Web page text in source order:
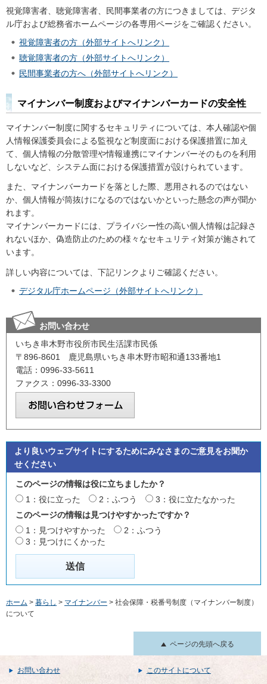
視覚障害者、聴覚障害者、民間事業者の方につきましては、デジタ
ル庁および総務省ホームページの各専用ページをご確認ください。
視覚障害者の方（外部サイトへリンク）
聴覚障害者の方（外部サイトへリンク）
民間事業者の方へ（外部サイトへリンク）
マイナンバー制度およびマイナンバーカードの安全性
マイナンバー制度に関するセキュリティについては、本人確認や個
人情報保護委員会による監視など制度面における保護措置に加え
て、個人情報の分散管理や情報連携にマイナンバーそのものを利用
しないなど、システム面における保護措置が設けられています。
また、マイナンバーカードを落とした際、悪用されるのではない
か、個人情報が筒抜けになるのではないかといった懸念の声が聞か
れます。
マイナンバーカードには、プライバシー性の高い個人情報は記録さ
れないほか、偽造防止のための様々なセキュリティ対策が施されて
います。
詳しい内容については、下記リンクよりご確認ください。
デジタル庁ホームページ（外部サイトへリンク）
お問い合わせ
いちき串木野市役所市民生活課市民係
〒896-8601 鹿児島県いちき串木野市昭和通133番地1
電話：0996-33-5611
ファクス：0996-33-3300
より良いウェブサイトにするためにみなさまのご意見をお聞か
せください
このページの情報は役に立ちましたか？
1：役に立った
2：ふつう
3：役に立たなかった
このページの情報は見つけやすかったですか？
1：見つけやすかった
2：ふつう
3：見つけにくかった
ホーム > 暮らし > マイナンバー > 社会保障・税番号制度（マイナンバー制度）
について
ページの先頭へ戻る
お問い合わせ このサイトについて